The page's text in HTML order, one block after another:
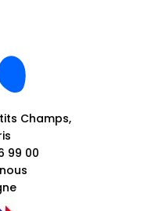
Champs,
99 00